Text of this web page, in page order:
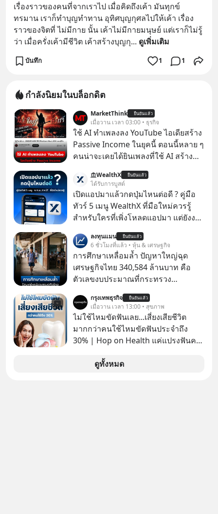
เรื่องราวของคนที่จากเราไป เมื่อคิดถึงเค้า มันทุกข์
ทรมาน เราก็ทำบุญทำทาน อุทิศบุญกุศลไปให้เค้า เรื่อง
ราวของจิตที่ ไม่มีกาย นั้น เค้าไม่มีกายมนุษย์ แต่เราก็ไม่รู้
ว่า เมื่อครั่งเค้ามีชีวิต เค้าสร้างบุญกุ... ดูเพิ่มเติม
บันทึก 1 1
กำลังนิยมในบล็อกดิต
MarketThink ยืนยันแล้ว
เมื่อวาน เวลา 03:00 • ธุรกิจ
ใช้ AI ทำเพลงลง YouTube ไอเดียสร้าง
Passive Income ในยุคนี้ ตอนนี้หลาย ๆ
คนน่าจะเคยได้ยินเพลงที่ใช้ AI สร้าง
รู้ตัวเรา” จากช่องชื่อว่า UNHEARD
MUSIC ที่ตอนนี้มียอดรับชมกว่า 26
ล้านครั้งแล้ว
WealthX ยืนยันแล้ว
ได้รับการบูสต์
เปิดแอปมาแล้วกดปุ่มไหนต่อดี ? คู่มือ
ทัวร์ 5 เมนู WealthX ที่มือใหม่ควรรู้
สำหรับใครที่เพิ่งโหลดแอปมา แต่ยังงง
เลย WealthX จะขอพาไปทัวร์ 5 เมนู
หลัก ที่จะทำให้คุณใช้งานแอปเป็นได้ใน
ทันที
ลงทุนแมน ยืนยันแล้ว
6 ชั่วโมงที่แล้ว • หุ้น & เศรษฐกิจ
การศึกษาเหลื่อมล้ำ ปัญหาใหญ่ฉุด
เศรษฐกิจไทย 340,584 ล้านบาท คือ
ตัวเลขงบประมาณที่กระทรวง
รายจ่ายประจำปี 2568 ซึ่งมากที่สุดเป็น
อันดับ 2 รองจากกระทรวงการคลัง
กรุงเทพธุรกิจ ยืนยันแล้ว
เมื่อวาน เวลา 13:00 • สุขภาพ
ไม่ใช้ไหมขัดฟันเลย...เสี่ยงเสียชีวิต
มากกว่าคนใช้ไหมขัดฟันประจำถึง
30% | Hop on Health แค่แปรงฟันคง
อายุ 5,000 คน มีข้อมูลที่น่าสนใจเกี่ยว
ดูทั้งหมด